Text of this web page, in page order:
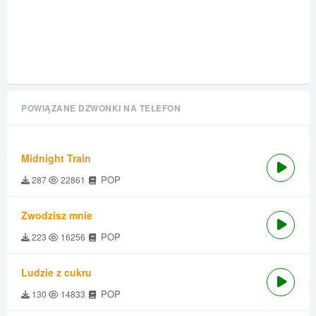
POWIĄZANE DZWONKI NA TELEFON
Midnight Train
287 22861 POP
Zwodzisz mnie
223 16256 POP
Ludzie z cukru
130 14833 POP